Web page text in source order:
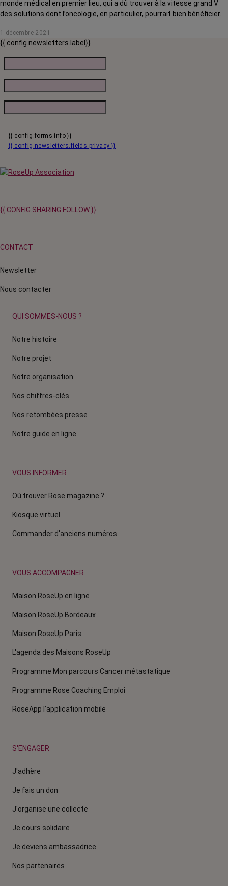
monde médical en premier lieu, qui a dû trouver à la vitesse grand V
des solutions dont l’oncologie, en particulier, pourrait bien bénéficier.
1 décembre 2021
{{ config.newsletters.label}}
{{ config.forms.info }}
{{ config.newsletters.fields.privacy }}
{{ CONFIG.SHARING.FOLLOW }}
CONTACT
Newsletter
Nous contacter
QUI SOMMES-NOUS ?
Notre histoire
Notre projet
Notre organisation
Nos chiffres-clés
Nos retombées presse
Notre guide en ligne
VOUS INFORMER
Où trouver Rose magazine ?
Kiosque virtuel
Commander d'anciens numéros
VOUS ACCOMPAGNER
Maison RoseUp en ligne
Maison RoseUp Bordeaux
Maison RoseUp Paris
L'agenda des Maisons RoseUp
Programme Mon parcours Cancer métastatique
Programme Rose Coaching Emploi
RoseApp l’application mobile
S'ENGAGER
J'adhère
Je fais un don
J'organise une collecte
Je cours solidaire
Je deviens ambassadrice
Nos partenaires